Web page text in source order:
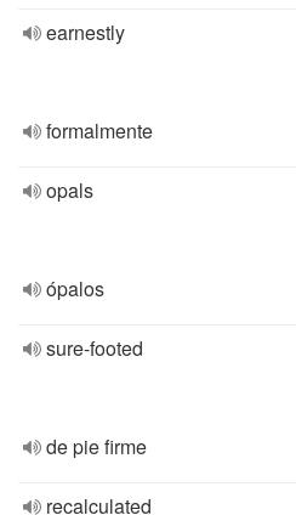
earnestly
formalmente
opals
ópalos
sure-footed
de pie firme
recalculated